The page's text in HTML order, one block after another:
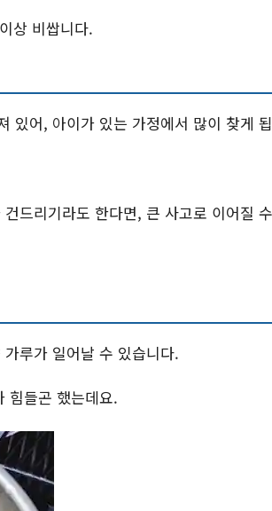
상 비쌉니다.
있어, 아이가 있는 가정에서 많이 찾게
드리기라도 한다면, 큰 사고로 이어질
루가 일어날 수 있습니다.
힘들곤 했는데요.